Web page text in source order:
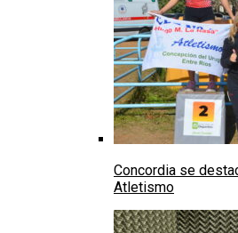
Concordia se
Atletismo